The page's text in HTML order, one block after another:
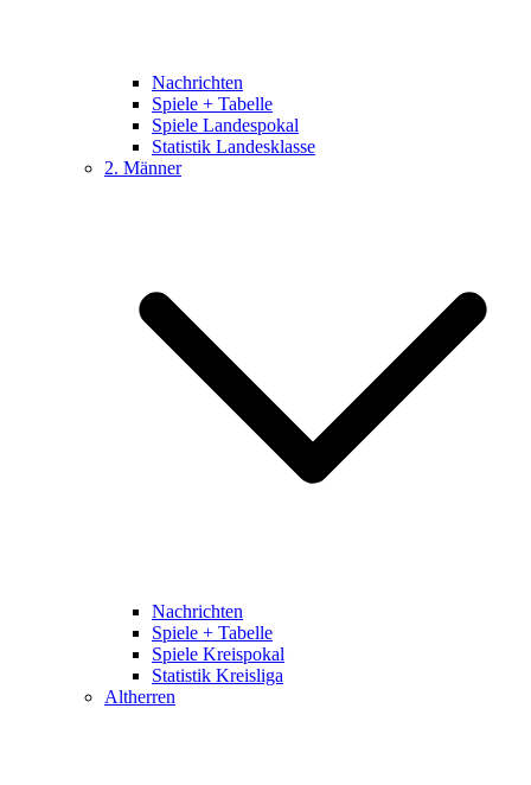
Nachrichten
Spiele + Tabelle
Spiele Landespokal
Statistik Landesklasse
2. Männer
Nachrichten
Spiele + Tabelle
Spiele Kreispokal
Statistik Kreisliga
Altherren